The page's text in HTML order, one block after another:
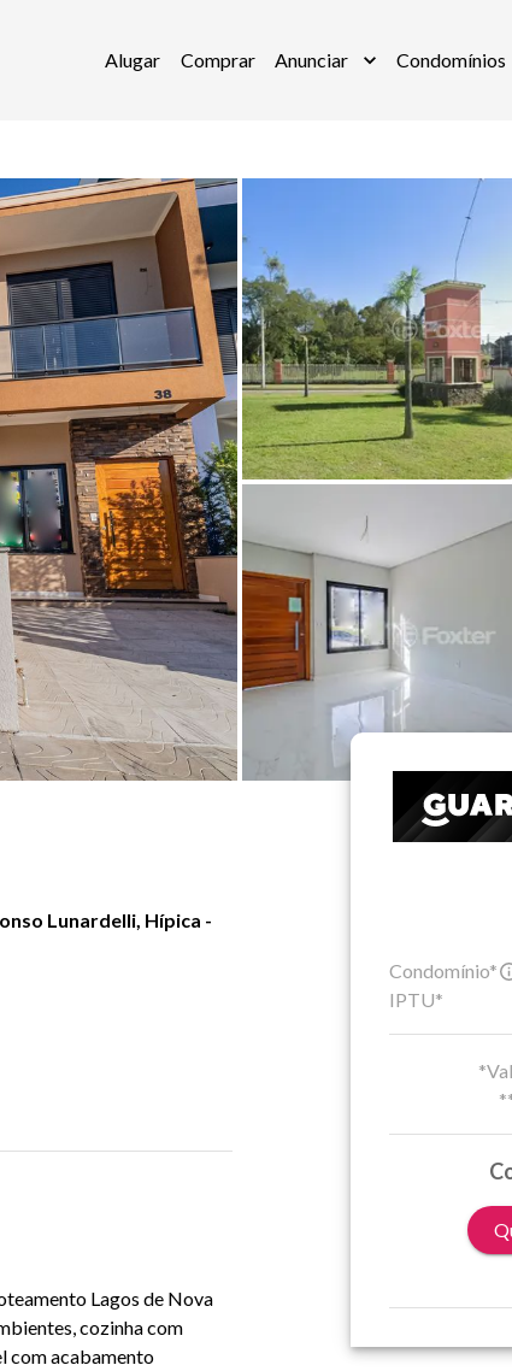
Alugar Comprar Anunciar Condomínios
Lunardelli, Hípica -
Lagos de Nova
cozinha com
com acabamento
Condomínio*
IPTU*